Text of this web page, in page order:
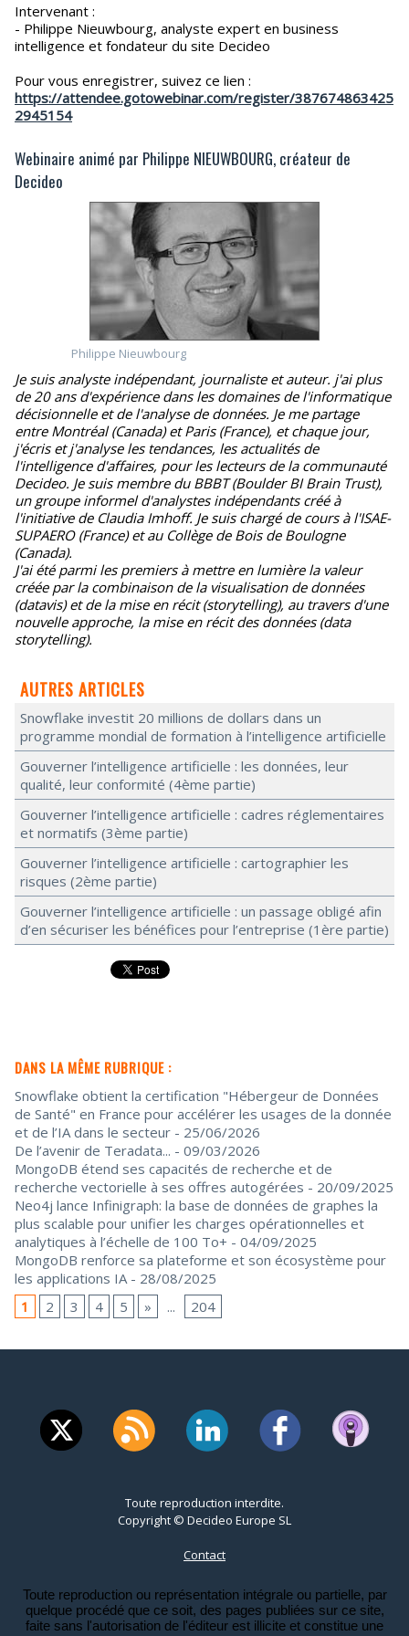
Intervenant :
- Philippe Nieuwbourg, analyste expert en business
intelligence et fondateur du site Decideo
Pour vous enregistrer, suivez ce lien :
https://attendee.gotowebinar.com/register/387674863425
2945154
Webinaire animé par Philippe NIEUWBOURG, créateur de
Decideo
Philippe Nieuwbourg
Je suis analyste indépendant, journaliste et auteur. j'ai plus
de 20 ans d'expérience dans les domaines de l'informatique
décisionnelle et de l'analyse de données. Je me partage
entre Montréal (Canada) et Paris (France), et chaque jour,
j'écris et j'analyse les tendances, les actualités de
l'intelligence d'affaires, pour les lecteurs de la communauté
Decideo. Je suis membre du BBBT (Boulder BI Brain Trust),
un groupe informel d'analystes indépendants créé à
l'initiative de Claudia Imhoff. Je suis chargé de cours à l'ISAE-
SUPAERO (France) et au Collège de Bois de Boulogne
(Canada).
J'ai été parmi les premiers à mettre en lumière la valeur
créée par la combinaison de la visualisation de données
(datavis) et de la mise en récit (storytelling), au travers d'une
nouvelle approche, la mise en récit des données (data
storytelling).
AUTRES ARTICLES
Snowflake investit 20 millions de dollars dans un
programme mondial de formation à l’intelligence artificielle
Gouverner l’intelligence artificielle : les données, leur
qualité, leur conformité (4ème partie)
Gouverner l’intelligence artificielle : cadres réglementaires
et normatifs (3ème partie)
Gouverner l’intelligence artificielle : cartographier les
risques (2ème partie)
Gouverner l’intelligence artificielle : un passage obligé afin
d’en sécuriser les bénéfices pour l’entreprise (1ère partie)
DANS LA MÊME RUBRIQUE :
Snowflake obtient la certification "Hébergeur de Données
de Santé" en France pour accélérer les usages de la donnée
et de l’IA dans le secteur - 25/06/2026
De l’avenir de Teradata... - 09/03/2026
MongoDB étend ses capacités de recherche et de
recherche vectorielle à ses offres autogérées - 20/09/2025
Neo4j lance Infinigraph: la base de données de graphes la
plus scalable pour unifier les charges opérationnelles et
analytiques à l’échelle de 100 To+ - 04/09/2025
MongoDB renforce sa plateforme et son écosystème pour
les applications IA - 28/08/2025
1
2 3 4 5 » ... 204
Toute reproduction interdite.
Copyright © Decideo Europe SL
Contact
Toute reproduction ou représentation intégrale ou partielle, par
quelque procédé que ce soit, des pages publiées sur ce site,
faite sans l'autorisation de l'éditeur est illicite et constitue une